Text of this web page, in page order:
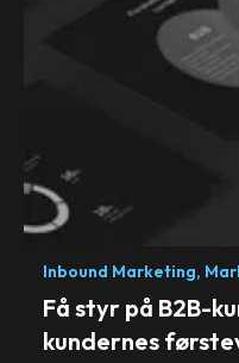
Inbound Marketing,
Få styr på B2B-
kundernes